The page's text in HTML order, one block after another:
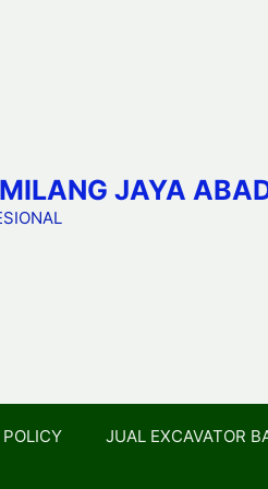
JAYA
POLICY JUAL EXCAVATOR